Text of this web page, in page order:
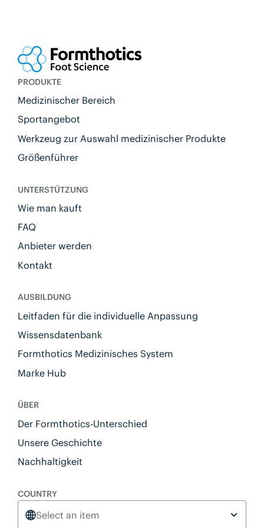
PRODUKTE
Medizinischer Bereich
Sportangebot
Werkzeug zur Auswahl medizinischer Produkte
Größenführer
UNTERSTÜTZUNG
Wie man kauft
FAQ
Anbieter werden
Kontakt
AUSBILDUNG
Leitfaden für die individuelle Anpassung
Wissensdatenbank
Formthotics Medizinisches System
Marke Hub
ÜBER
Der Formthotics-Unterschied
Unsere Geschichte
Nachhaltigkeit
COUNTRY
Select an item